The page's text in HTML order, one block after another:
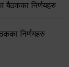
बैठकका निर्णयहरु
निर्णयहरु